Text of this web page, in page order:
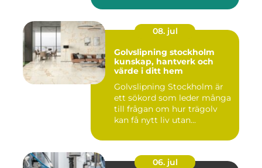
08. jul
Golvslipning stockholm
kunskap, hantverk och
värde i ditt hem
Golvslipning Stockholm är
ett sökord som leder många
till frågan om hur trägolv
kan få nytt liv utan...
06. jul